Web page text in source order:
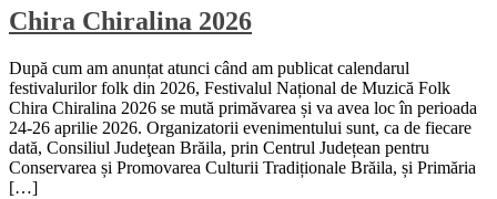
Chira Chiralina 2026
După cum am anunțat atunci când am publicat calendarul
festivalurilor folk din 2026, Festivalul Național de Muzică Folk
Chira Chiralina 2026 se mută primăvarea și va avea loc în perioada
24-26 aprilie 2026. Organizatorii evenimentului sunt, ca de fiecare
dată, Consiliul Judeţean Brăila, prin Centrul Județean pentru
Conservarea și Promovarea Culturii Tradiționale Brăila, și Primăria
[…]